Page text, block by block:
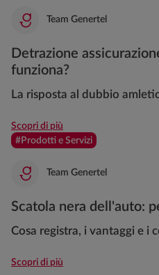
Team Genertel
Detrazione
funziona?
La risposta al dubbio
Scopri di più
#Prodotti e Servizi
Team Genertel
Scatola nera dell'auto:
Cosa registra, i vantaggi e i
Scopri di più